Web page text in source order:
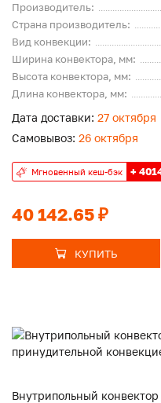
Производитель:
Страна производитель:
Вид конвекции:
Ширина конвектора, мм:
Высота конвектора, мм:
Длина конвектора, мм:
40 142.65 ₽
Дата доставки: 27 октября
Самовывоз: 26 октября
Мгновенный кеш-бэк +
КУПИТЬ
Внутрипольный